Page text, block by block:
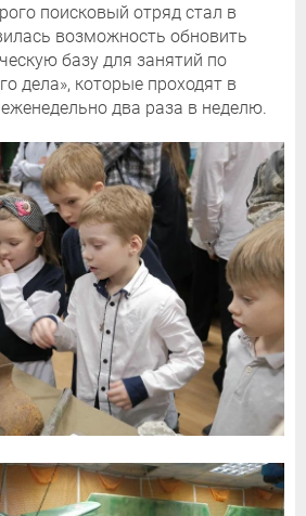
поисковый отряд стал в
возможность обновить
базу для занятий по
дела», которые проходят в
два раза в неделю.